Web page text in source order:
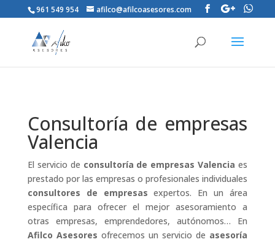
961 549 954 afilco@afilcoasesores.com
Consultoría de empresas
Valencia
El servicio de consultoría de empresas Valencia es
prestado por las empresas o profesionales individuales
consultores de empresas expertos. En un área
específica para ofrecer el mejor asesoramiento a
otras empresas, emprendedores, autónomos… En
Afilco Asesores ofrecemos un servicio de asesoría